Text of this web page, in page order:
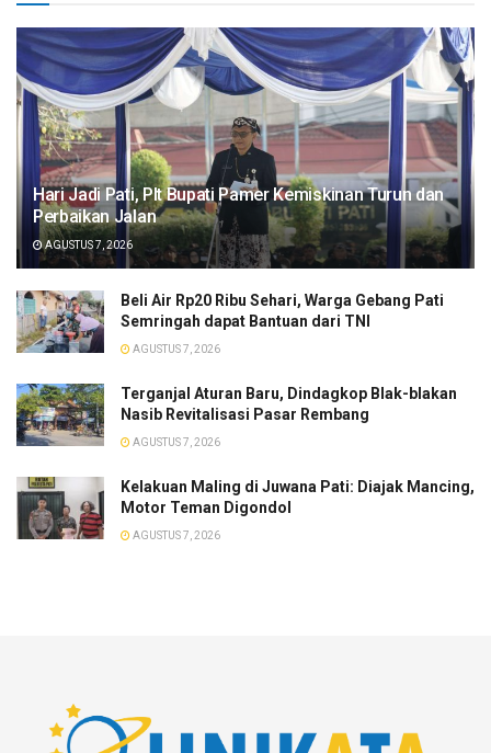
​Hari Jadi Pati, Plt Bupati Pamer Kemiskinan Turun dan
Perbaikan Jalan
AGUSTUS 7, 2026
Beli Air Rp20 Ribu Sehari, Warga Gebang Pati
Semringah dapat Bantuan dari TNI
AGUSTUS 7, 2026
Terganjal Aturan Baru, Dindagkop Blak-blakan
Nasib Revitalisasi Pasar Rembang
AGUSTUS 7, 2026
Kelakuan Maling di Juwana Pati: Diajak Mancing,
Motor Teman Digondol
AGUSTUS 7, 2026